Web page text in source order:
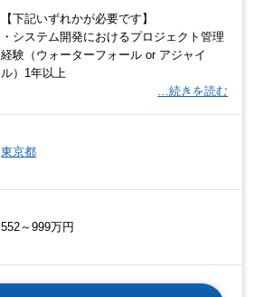
【下記いずれかが必要です】
・システム開発におけるプロジェクト管理
経験（ウォーターフォール or アジャイ
ル）1年以上
…続きを読む
東京都
552～999万円